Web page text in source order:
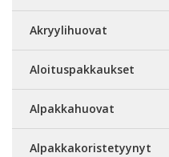
Akryylihuovat
Aloituspakkaukset
Alpakkahuovat
Alpakkakoristetyynyt